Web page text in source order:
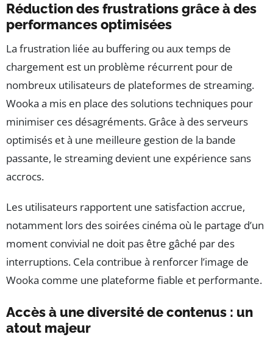
Réduction des frustrations grâce à des
performances optimisées
La frustration liée au buffering ou aux temps de
chargement est un problème récurrent pour de
nombreux utilisateurs de plateformes de streaming.
Wooka a mis en place des solutions techniques pour
minimiser ces désagréments. Grâce à des serveurs
optimisés et à une meilleure gestion de la bande
passante, le streaming devient une expérience sans
accrocs.
Les utilisateurs rapportent une satisfaction accrue,
notamment lors des soirées cinéma où le partage d’un
moment convivial ne doit pas être gâché par des
interruptions. Cela contribue à renforcer l’image de
Wooka comme une plateforme fiable et performante.
Accès à une diversité de contenus : un
atout majeur